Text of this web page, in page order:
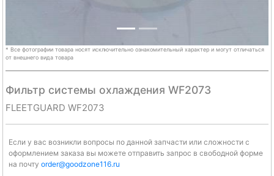
* Все фотографии товара носят исключительно ознакомительный характер и могут отличаться
от внешнего вида товара
Фильтр системы охлаждения WF2073
FLEETGUARD WF2073
Если у вас возникли вопросы по данной запчасти или сложности с
оформлением заказа вы можете отправить запрос в свободной форме
на почту order@goodzone116.ru